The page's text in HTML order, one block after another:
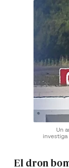
Un
investiga
El dron